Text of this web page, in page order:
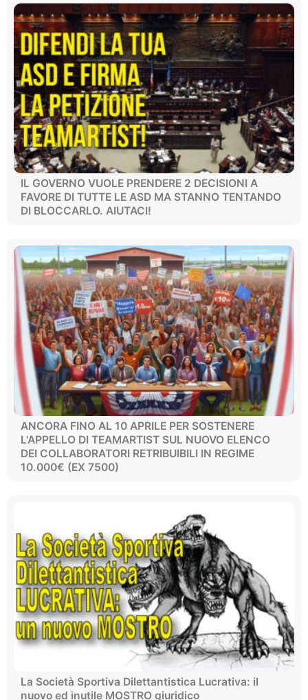
IL GOVERNO VUOLE PRENDERE 2 DECISIONI A
FAVORE DI TUTTE LE ASD MA STANNO TENTANDO
DI BLOCCARLO. AIUTACI!
ANCORA FINO AL 10 APRILE PER SOSTENERE
L'APPELLO DI TEAMARTIST SUL NUOVO ELENCO
DEI COLLABORATORI RETRIBUIBILI IN REGIME
10.000€ (EX 7500)
La Società Sportiva Dilettantistica Lucrativa: il
nuovo ed inutile MOSTRO giuridico